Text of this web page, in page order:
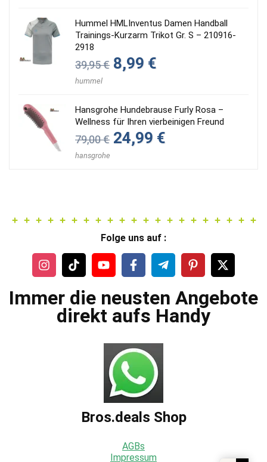
Hummel HMLInventus Damen Handball
Trainings-Kurzarm Trikot Gr. S – 210916-
2918
39,95€ Ursprünglicher
Preis
8,99 €
hummel
Hansgrohe Hundebrause Furly Rosa –
Wellness für Ihren vierbeinigen Freund
79,00€ Ursprünglicher
Preis
24,99 €
hansgrohe
Folge uns auf :
Immer die neusten Angebote
direkt aufs Handy
Bros.deals Shop
AGBs
Impressum